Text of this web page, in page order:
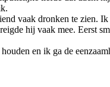
vaak dronken te zien.
hij vaak mee. Eerst
en ik ga de